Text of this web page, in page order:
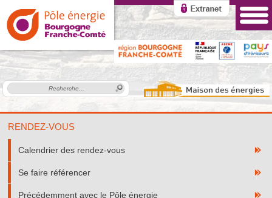
RENDEZ-VOUS
Calendrier des rendez-vous
Se faire référencer
Précédemment avec le Pôle énergie